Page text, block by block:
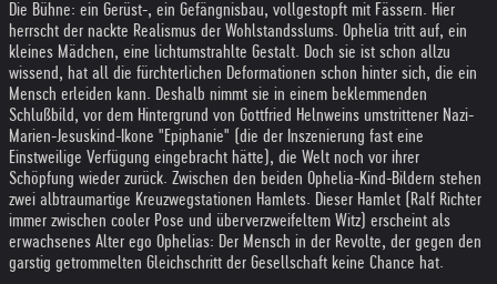
Die Bühne: ein Gerüst-, ein Gefängnisbau, vollgestopft mit Fässern. Hier
herrscht der nackte Realismus der Wohlstandsslums. Ophelia tritt auf, ein
kleines Mädchen, eine lichtumstrahlte Gestalt. Doch sie ist schon allzu
wissend, hat all die fürchterlichen Deformationen schon hinter sich, die ein
Mensch erleiden kann. Deshalb nimmt sie in einem beklemmenden
Schlußbild, vor dem Hintergrund von Gottfried Helnweins umstrittener Nazi-
Marien-Jesuskind-Ikone "Epiphanie" (die der Inszenierung fast eine
Einstweilige Verfügung eingebracht hätte), die Welt noch vor ihrer
Schöpfung wieder zurück. Zwischen den beiden Ophelia-Kind-Bildern stehen
zwei albtraumartige Kreuzwegstationen Hamlets. Dieser Hamlet (Ralf Richter
immer zwischen cooler Pose und überverzweifeltem Witz) erscheint als
erwachsenes Alter ego Ophelias: Der Mensch in der Revolte, der gegen den
garstig getrommelten Gleichschritt der Gesellschaft keine Chance hat.